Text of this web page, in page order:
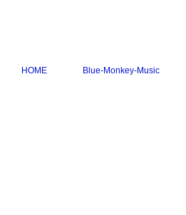
HOME Blue-Monkey-Music